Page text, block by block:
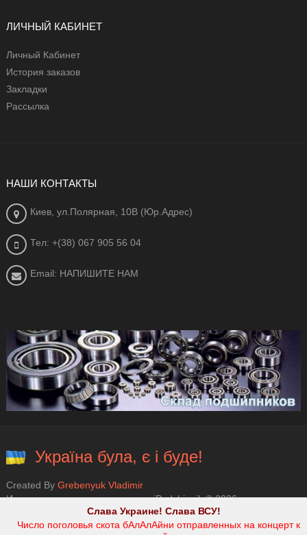
ЛИЧНЫЙ КАБИНЕТ
Личный Кабинет
История заказов
Закладки
Рассылка
НАШИ КОНТАКТЫ
Киев, ул.Полярная, 10В (Юр.Адрес)
Тел: +(38) 067 905 56 04
Email: НАПИШИТЕ НАМ
Україна була, є і буде!
Created By Grebenyuk Vladimir
Интернет магазин подшипников iPodshipnik © 2026.
Слава Украине! Слава ВСУ!
Число поголовья скота бАлАлАйни отправленных на концерт к